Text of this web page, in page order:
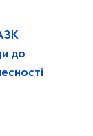
до